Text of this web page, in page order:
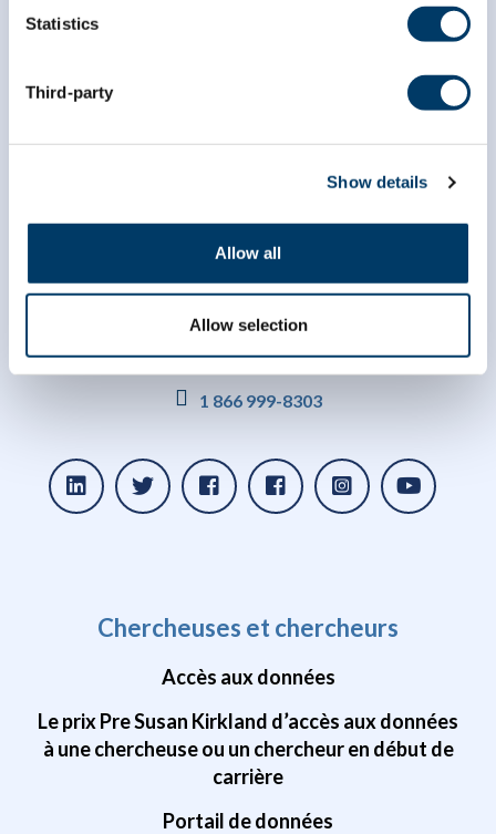
Statistics
Third-party
Show details
Allow all
Allow selection
info@clsa-elcv.ca
1 866 999-8303
Chercheuses et chercheurs
Accès aux données
Le prix Pre Susan Kirkland d’accès aux données
à une chercheuse ou un chercheur en début de
carrière
Portail de données